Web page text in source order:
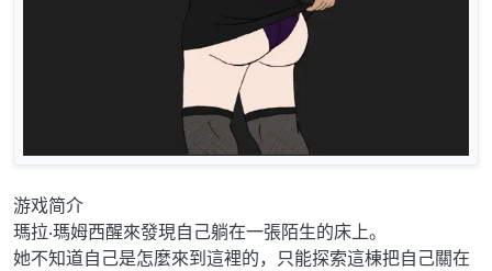
游戏简介
瑪拉‧瑪姆西醒來發現自己躺在一張陌生的床上。
她不知道自己是怎麼來到這裡的，只能探索這棟把自己關在